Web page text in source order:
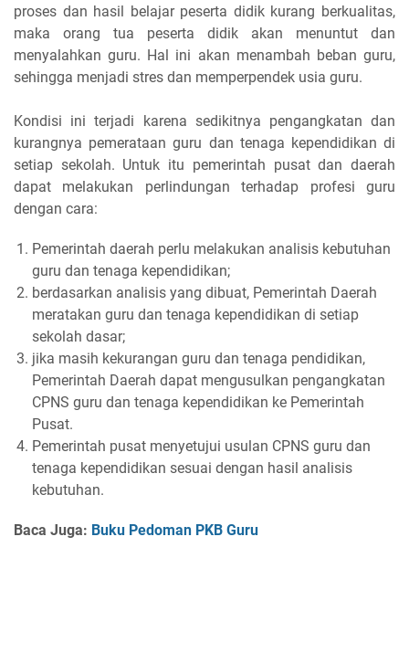
proses dan hasil belajar peserta didik kurang berkualitas,
maka orang tua peserta didik akan menuntut dan
menyalahkan guru. Hal ini akan menambah beban guru,
sehingga menjadi stres dan memperpendek usia guru.
Kondisi ini terjadi karena sedikitnya pengangkatan dan
kurangnya pemerataan guru dan tenaga kependidikan di
setiap sekolah. Untuk itu pemerintah pusat dan daerah
dapat melakukan perlindungan terhadap profesi guru
dengan cara:
Pemerintah daerah perlu melakukan analisis kebutuhan
guru dan tenaga kependidikan;
berdasarkan analisis yang dibuat, Pemerintah Daerah
meratakan guru dan tenaga kependidikan di setiap
sekolah dasar;
jika masih kekurangan guru dan tenaga pendidikan,
Pemerintah Daerah dapat mengusulkan pengangkatan
CPNS guru dan tenaga kependidikan ke Pemerintah
Pusat.
Pemerintah pusat menyetujui usulan CPNS guru dan
tenaga kependidikan sesuai dengan hasil analisis
kebutuhan.
Baca Juga: Buku Pedoman PKB Guru